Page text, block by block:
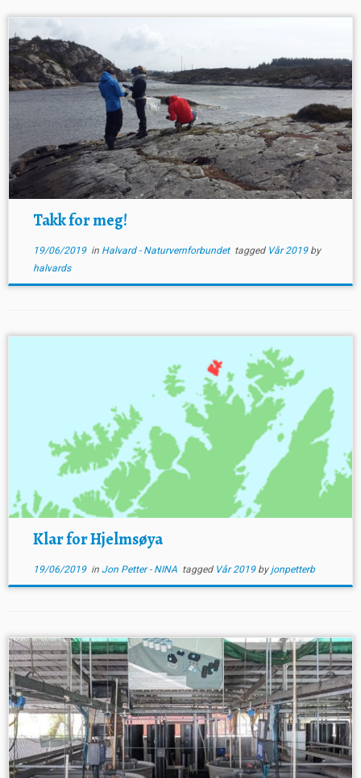
Takk for meg!
19/06/2019in Halvard - Naturvernforbundet tagged Vår 2019 by
halvards
Klar for Hjelmsøya
19/06/2019in Jon Petter - NINA tagged Vår 2019 by jonpetterb